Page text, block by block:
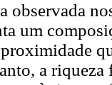
observada
um
a riqueza